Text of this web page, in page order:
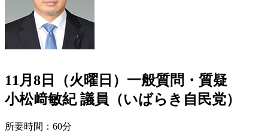
11月8日（火曜日）一般質問・質疑
小松﨑敏紀 議員（いばらき自民党）
所要時間：60分